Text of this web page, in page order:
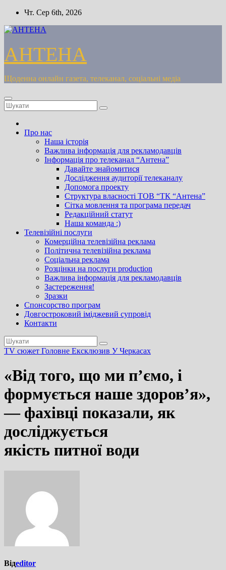
Перейти
вмісту
Чт. Сер 6th, 2026
АНТЕНА
Щоденна онлайн газета, телеканал, соціальні медіа
Про нас
Наша історія
Важлива інформація для рекламодавців
Інформація про телеканал “Антена”
Давайте знайомитися
Дослідження аудиторії телеканалу
Допомога проекту
Cтруктура власності ТОВ “ТК “Антена”
Сітка мовлення та програма передач
Редакційний статут
Наша команда :)
Телевізійні послуги
Комерційна телевізійна реклама
Політична телевізійна реклама
Соціальна реклама
Розцінки на послуги production
Важлива інформація для рекламодавців
Застереження!
Зразки
Спонсорство програм
Довгостроковий іміджевий супровід
Контакти
TV сюжет Головне Ексклюзив У Черкасах
«Від того, що ми п’ємо, і
формується наше здоров’я»,
— фахівці показали, як
досліджується
якість питної води
Відeditor